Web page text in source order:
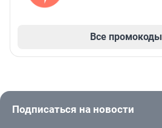
Все промокоды
Подписаться на новости